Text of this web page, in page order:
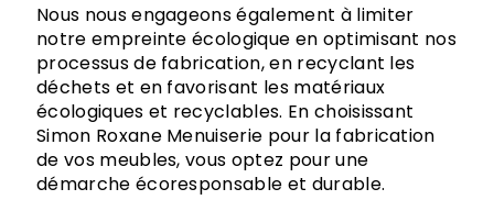
Nous nous engageons également à limiter
notre empreinte écologique en optimisant nos
processus de fabrication, en recyclant les
déchets et en favorisant les matériaux
écologiques et recyclables. En choisissant
Simon Roxane Menuiserie pour la fabrication
de vos meubles, vous optez pour une
démarche écoresponsable et durable.